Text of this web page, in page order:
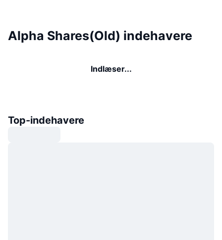
Alpha Shares(Old) indehavere
Indlæser...
Top-indehavere